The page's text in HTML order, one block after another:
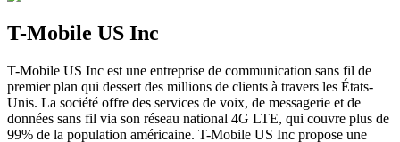
T-Mobile US Inc
T-Mobile US Inc est une entreprise de communication sans fil de
premier plan qui dessert des millions de clients à travers les États-
Unis. La société offre des services de voix, de messagerie et de
données sans fil via son réseau national 4G LTE, qui couvre plus de
99% de la population américaine. T-Mobile US Inc propose une